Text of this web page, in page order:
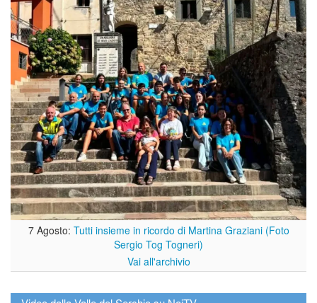
7 Agosto: Tutti insieme in ricordo di Martina Graziani (Foto
Sergio Tog Togneri)
Vai all'archivio